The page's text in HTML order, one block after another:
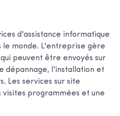
d'assistance informatique
le monde. L'entreprise gère
peuvent être envoyés sur
dépannage, l'installation et
Les services sur site
programmées et une